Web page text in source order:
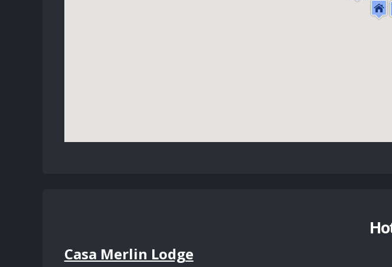
Casa Merlin Lodge